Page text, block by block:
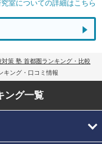
室についての詳細はこちら
策 塾 首都圏ランキング・比較
キング・口コミ情報
ング一覧